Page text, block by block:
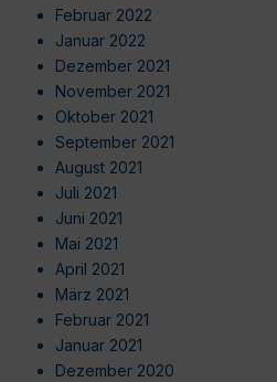
Februar 2022
Januar 2022
Dezember 2021
November 2021
Oktober 2021
September 2021
August 2021
Juli 2021
Juni 2021
Mai 2021
April 2021
März 2021
Februar 2021
Januar 2021
Dezember 2020